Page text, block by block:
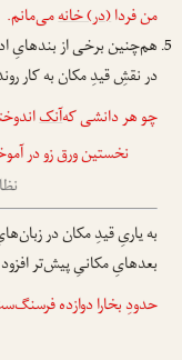
من فردا(در) خانهمی‌مانم.
هم‌چنین برخی از بندهایِ
در نقشِ قیدِ مکان به کار
چو هر دانشی که‌آنک
نخستین ورق زو در
به یاریِ قیدِ مکان در
بعدهایِ مکانیِ پیش‌تر
حدودِ بخارا دوازده